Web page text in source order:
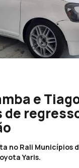
e
de
no Rali Municípios
Yaris.